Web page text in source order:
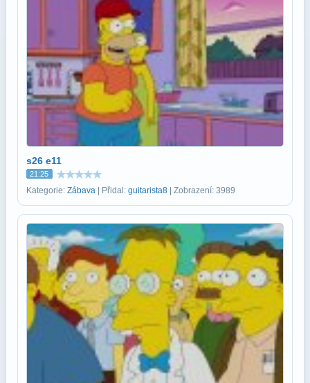
s26 e11
21:25
Kategorie: Zábava | Přidal: guitarista8 | Zobrazení: 3989